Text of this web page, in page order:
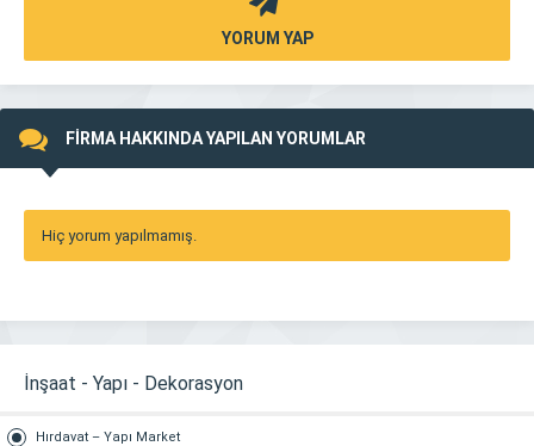
YORUM YAP
FİRMA HAKKINDA YAPILAN YORUMLAR
Hiç yorum yapılmamış.
İnşaat - Yapı - Dekorasyon
Hırdavat – Yapı Market